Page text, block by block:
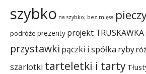
szybko na szybko; bez mięsa
podróże prezenty projekt TRUSKAWKA
przystawki pączki i spółka ryby
szarlotki tarteletki i tarty